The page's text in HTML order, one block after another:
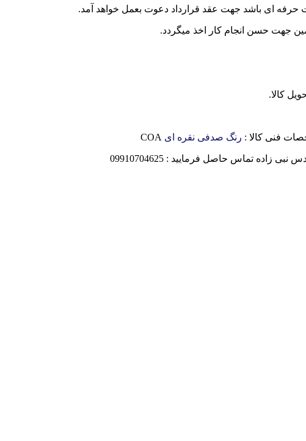
ای باشد جهت عقد قرارداد دعوت بعمل خواهد آمد.
جهت حسن انجام کار اخذ میگردد.
فنی کالا : رنگ صدفی نقره ای
زاده تماس حاصل فرمایید : 09910704625